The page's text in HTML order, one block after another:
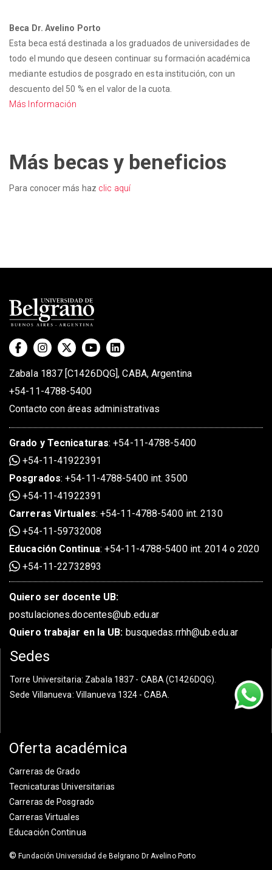
Beca Dr. Avelino Porto
Esta beca está destinada a los graduados de universidades de
todo el mundo que deseen continuar su formación académica
mediante estudios de posgrado en esta institución, con un
descuento del 50 % en el valor de la cuota.
Más Información
Más becas y beneficios
Para conocer más haz clic aquí
Zabala 1837 [C1426DQG], CABA, Argentina
+54-11-4788-5400
Contacto con áreas administrativas
Grado y Tecnicaturas:+54-11-4788-5400
+54-11-41922391
Posgrados:+54-11-4788-5400 int. 3500
+54-11-41922391
Carreras Virtuales:+54-11-4788-5400 int. 2130
+54-11-59732008
Educación Continua:+54-11-4788-5400 int. 2014 o 2020
+54-11-22732893
Quiero ser docente UB:
postulaciones.docentes@ub.edu.ar
Quiero trabajar en la UB: busquedas.rrhh@ub.edu.ar
Sedes
Torre Universitaria: Zabala 1837 - CABA (C1426DQG).
Sede Villanueva: Villanueva 1324 - CABA.
Oferta académica
Carreras de Grado
Tecnicaturas Universitarias
Carreras de Posgrado
Carreras Virtuales
Educación Continua
© Fundación Universidad de Belgrano Dr Avelino Porto